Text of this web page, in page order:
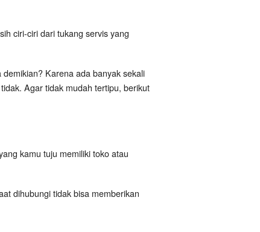
ciri-ciri dari tukang servis yang
Karena ada banyak sekali
Agar tidak mudah tertipu, berikut
kamu tuju memiliki toko atau
dihubungi tidak bisa memberikan